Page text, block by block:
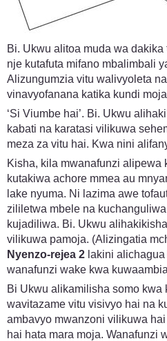
Bi. Ukwu alitoa muda wa
nje kutafuta mifano mbalimbali
Alizungumzia vitu walivyoleta
vinavyofanana katika kundi
‘Si Viumbe hai’. Bi. Ukwu
kabati na karatasi vilikuwa
meza za vitu hai. Kwa nini
Kisha, kila mwanafunzi alipewa
kutakiwa achore mmea au
lake nyuma. Ni lazima awe
zililetwa mbele na
kujadiliwa. Bi. Ukwu
vilikuwa pamoja. (Alizingatia
Nyenzo-rejea 2 lakini
wanafunzi wake kwa
Bi Ukwu alikamilisha somo kwa
wavitazame vitu visivyo hai na
ambavyo mwanzoni vilikuwa
hai hata mara moja. Wanafunzi